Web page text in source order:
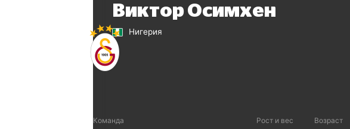
Виктор Осимхен
Нигерия
Команда Рост и вес Возраст